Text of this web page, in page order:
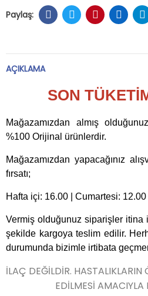
AÇIKLAMA
SON
Mağazamızdan almış
%100 Orijinal ürünlerdir.
Mağazamızdan yapacağınız
fırsatı;
Hafta içi: 16.00 | Cumartesi: 12.00
Vermiş olduğunuz siparişler itina
şekilde kargoya teslim edilir.
durumunda bizimle irtibata
İLAÇ DEĞİLDİR. HASTALIKLARIN
EDİLMESİ AMACIYLA